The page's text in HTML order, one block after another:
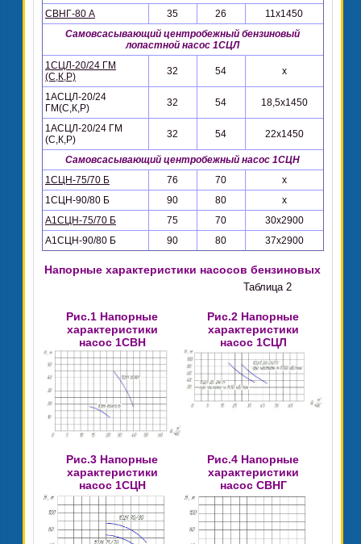
СВНГ-80 А
35 26
11х1450
Самовсасывающий центробежный бензиновый
лопастной насос 1СЦЛ
1СЦЛ-20/24 ГМ
(С,К,Р)
32 54 х
1АСЦЛ-20/24
ГМ(С,К,Р)
32 54 18,5х1450
1АСЦЛ-20/24 ГМ
(С,К,Р)
32 54 22х1450
Самовсасывающий центробежный насос 1СЦН
1СЦН-75/70 Б
76 70
х
1СЦН-90/80 Б
90 80
х
А1СЦН-75/70 Б
75 70
30х2900
А1СЦН-90/80 Б
90 80 37х2900
Напорные характеристики насосов бензиновых
Таблица 2
Рис.1 Напорные
характеристики
насос 1СВН
Рис.2 Напорные
характеристики
насос 1СЦЛ
Рис.3 Напорные
характеристики
насос 1СЦН
Рис.4 Напорные
характеристики
насос СВНГ